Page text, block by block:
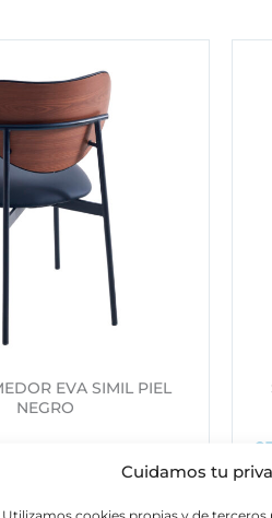
Cuidamos tu
Utilizamos cookies propias y de
EVA SIMIL PIEL
NEGRO